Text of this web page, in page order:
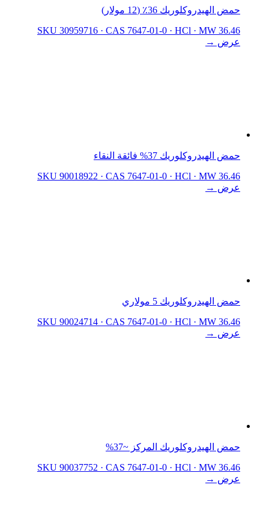
حمض الهيدروكلوريك 36٪ (12 مولار)
SKU 30959716 · CAS 7647-01-0 · HCl · MW 36.46
عرض →
حمض الهيدروكلوريك 37% فائقة النقاء
SKU 90018922 · CAS 7647-01-0 · HCl · MW 36.46
عرض →
حمض الهيدروكلوريك 5 مولاري
SKU 90024714 · CAS 7647-01-0 · HCl · MW 36.46
عرض →
حمض الهيدروكلوريك المركز ~37%
SKU 90037752 · CAS 7647-01-0 · HCl · MW 36.46
عرض →